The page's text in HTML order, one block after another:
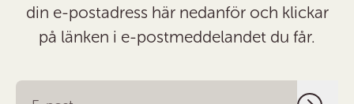
din e-postadress här nedanför och klickar
på länken i e-postmeddelandet du får.